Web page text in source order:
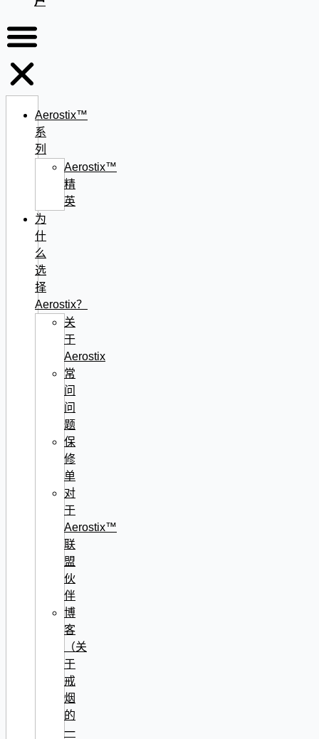
Aerostix™
系
列
Aerostix™
精
英
为
什
么
选
择
Aerostix？
关
于
Aerostix
常
问
问
题
保
修
单
对
于
Aerostix™
联
盟
伙
伴
博
客
（关
于
戒
烟
的
一